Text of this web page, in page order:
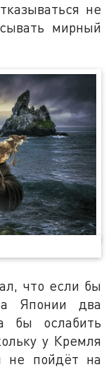
не
мирный
что если бы
Японии два
бы ослабить
у Кремля
не пойдёт на